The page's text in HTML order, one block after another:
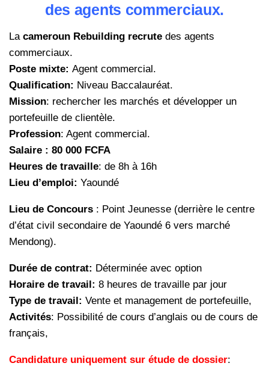
des agents commerciaux.
La cameroun Rebuilding recrute des agents
commerciaux.
Poste mixte: Agent commercial.
Qualification: Niveau Baccalauréat.
Mission: rechercher les marchés et développer un
portefeuille de clientèle.
Profession: Agent commercial.
Salaire : 80 000 FCFA
Heures de travaille: de 8h à 16h
Lieu d’emploi: Yaoundé
Lieu de Concours : Point Jeunesse (derrière le centre
d’état civil secondaire de Yaoundé 6 vers marché
Mendong).
Durée de contrat: Déterminée avec option
Horaire de travail: 8 heures de travaille par jour
Type de travail: Vente et management de portefeuille,
Activités: Possibilité de cours d’anglais ou de cours de
français,
Candidature uniquement sur étude de dossier: